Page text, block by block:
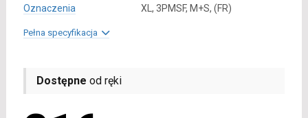
Oznaczenia
XL, 3PMSF, M+S, (FR)
Pełna specyfikacja
Dostępne od ręki